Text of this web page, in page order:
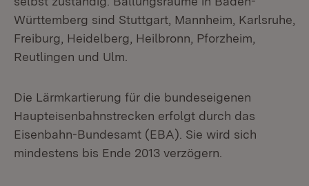
Württemberg sind Stuttgart, Mannheim, Karlsruhe,
Freiburg, Heidelberg, Heilbronn, Pforzheim,
Reutlingen und Ulm.
Die Lärmkartierung für die bundeseigenen
Haupteisenbahnstrecken erfolgt durch das
Eisenbahn-Bundesamt (EBA). Sie wird sich
mindestens bis Ende 2013 verzögern.